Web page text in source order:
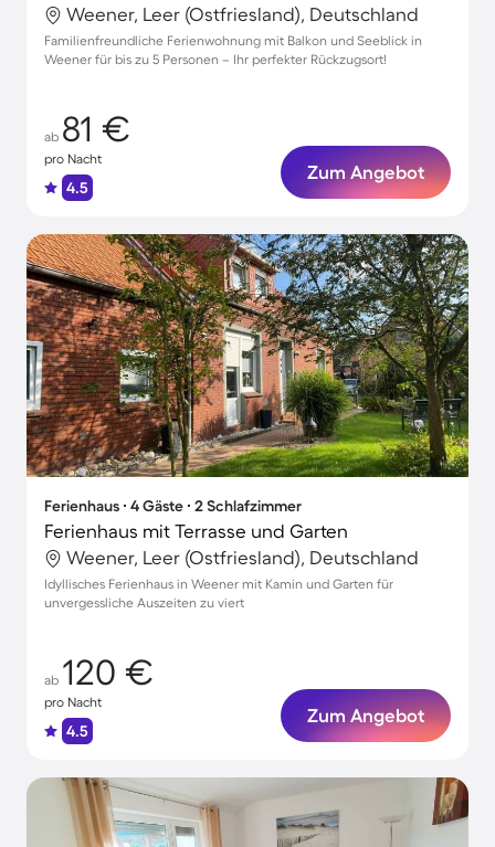
Weener, Leer (Ostfriesland), Deutschland
Familienfreundliche Ferienwohnung mit Balkon und Seeblick in
Weener für bis zu 5 Personen – Ihr perfekter Rückzugsort!
ab 81 €
pro Nacht
4.5
Zum Angebot
Ferienhaus ∙ 4 Gäste ∙ 2 Schlafzimmer
Ferienhaus mit Terrasse und Garten
Weener, Leer (Ostfriesland), Deutschland
Idyllisches Ferienhaus in Weener mit Kamin und Garten für
unvergessliche Auszeiten zu viert
ab 120 €
pro Nacht
4.5
Zum Angebot